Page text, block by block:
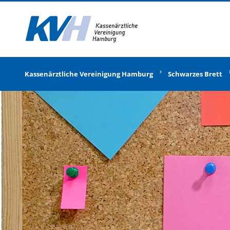
Kassenärztliche Vereinigung Hamburg Schwarzes Brett